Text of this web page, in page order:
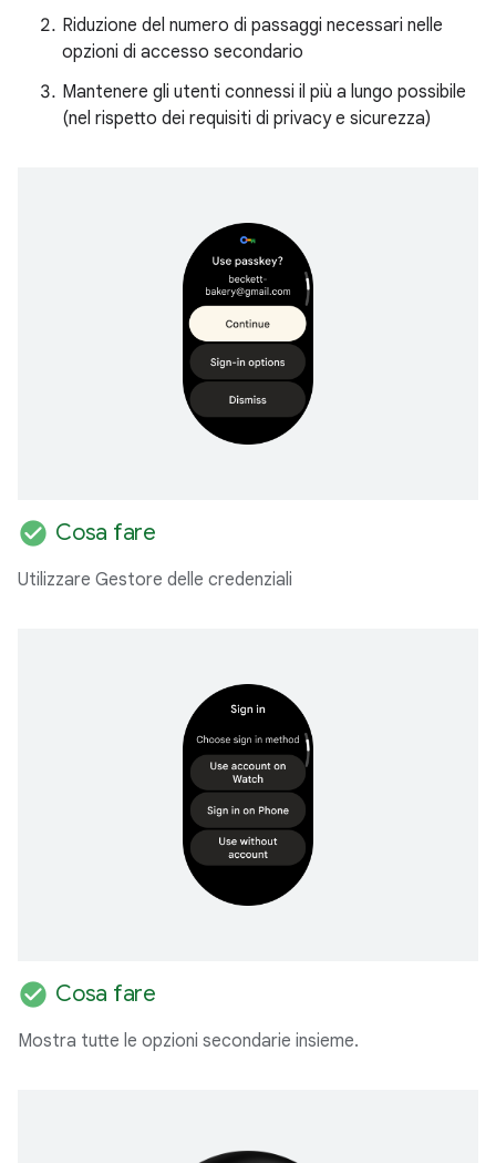
Riduzione del numero di passaggi necessari nelle
opzioni di accesso secondario
Mantenere gli utenti connessi il più a lungo possibile
(nel rispetto dei requisiti di privacy e sicurezza)
check_circle Cosa fare
Utilizzare Gestore delle credenziali
check_circle Cosa fare
Mostra tutte le opzioni secondarie insieme.